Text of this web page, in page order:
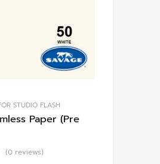
STUDIO FLASH
Paper (Pre
(0 reviews)